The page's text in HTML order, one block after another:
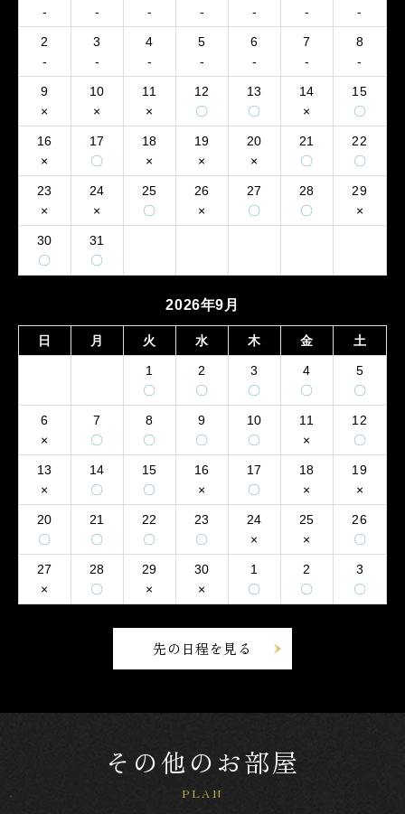
-
-
-
-
-
-
-
2
-
3
-
4
-
5
-
6
-
7
-
8
-
9
×
10
×
11
×
12
〇
13
〇
14
×
15
〇
16
×
17
〇
18
×
19
×
20
×
21
〇
22
〇
23
×
24
×
25
〇
26
×
27
〇
28
〇
29
×
30
〇
31
〇
2026年9月
日 月 火 水 木 金 土
1
〇
2
〇
3
〇
4
〇
5
〇
6
×
7
〇
8
〇
9
〇
10
〇
11
×
12
〇
13
×
14
〇
15
〇
16
×
17
〇
18
×
19
×
20
〇
21
〇
22
〇
23
〇
24
×
25
×
26
〇
27
×
28
〇
29
×
30
×
1
〇
2
〇
3
〇
先の日程を見る
その他のお部屋
PLAN